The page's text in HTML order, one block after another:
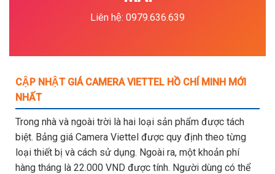
Liên hệ: 0979.636.639
CẬP NHẬT GIÁ CAMERA VIETTEL HỒ CHÍ MINH MỚI
NHẤT
Trong nhà và ngoài trời là hai loại sản phẩm được tách
biệt. Bảng giá Camera Viettel được quy định theo từng
loại thiết bị và cách sử dụng. Ngoài ra, một khoản phí
hàng tháng là 22.000 VND được tính. Người dùng có thể